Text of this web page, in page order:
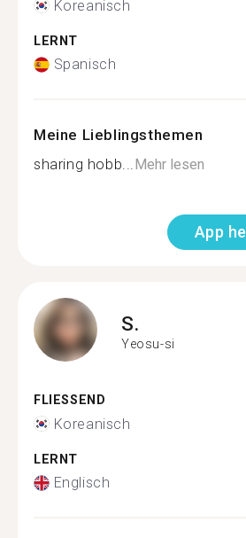
Koreanisch
LERNT
Spanisch
Meine Lieblingsthemen
sharing hobb...Mehr lesen
App
S.
Yeosu-si
FLIESSEND
Koreanisch
LERNT
Englisch